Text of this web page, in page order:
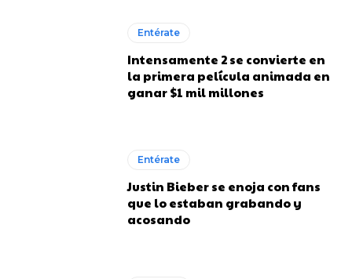
Entérate
Intensamente 2 se convierte en
la primera película animada en
ganar $1 mil millones
Entérate
Justin Bieber se enoja con fans
que lo estaban grabando y
acosando